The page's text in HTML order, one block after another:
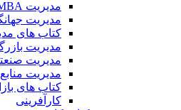
مدیریت MBA
مدیریت
کتاب های
مدیریت
مدیریت
مدیریت
کتاب های
کارآفرینی